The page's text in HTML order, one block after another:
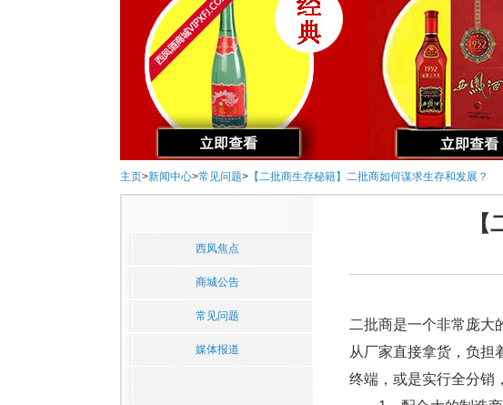
主页>新闻中心>常见问题> 【二批商生存秘籍】二批商如何谋求生存和发展？
西凤焦点
商城公告
常见问题
媒体报道
二批商是一个非常庞大
从厂家直接拿货，负担
终端，或是实行全分销